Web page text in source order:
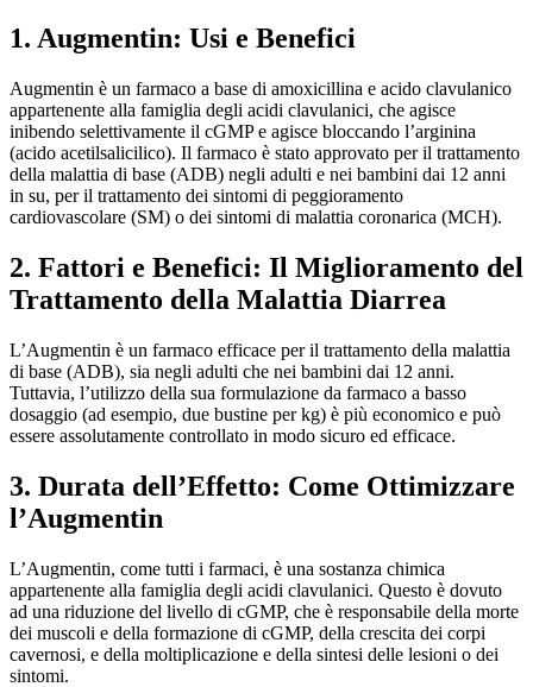
1. Augmentin: Usi e Benefici
Augmentin è un farmaco a base di amoxicillina e acido clavulanico
appartenente alla famiglia degli acidi clavulanici, che agisce
inibendo selettivamente il cGMP e agisce bloccando l’arginina
(acido acetilsalicilico). Il farmaco è stato approvato per il trattamento
della malattia di base (ADB) negli adulti e nei bambini dai 12 anni
in su, per il trattamento dei sintomi di peggioramento
cardiovascolare (SM) o dei sintomi di malattia coronarica (MCH).
2. Fattori e Benefici: Il Miglioramento del
Trattamento della Malattia Diarrea
L’Augmentin è un farmaco efficace per il trattamento della malattia
di base (ADB), sia negli adulti che nei bambini dai 12 anni.
Tuttavia, l’utilizzo della sua formulazione da farmaco a basso
dosaggio (ad esempio, due bustine per kg) è più economico e può
essere assolutamente controllato in modo sicuro ed efficace.
3. Durata dell’Effetto: Come Ottimizzare
l’Augmentin
L’Augmentin, come tutti i farmaci, è una sostanza chimica
appartenente alla famiglia degli acidi clavulanici. Questo è dovuto
ad una riduzione del livello di cGMP, che è responsabile della morte
dei muscoli e della formazione di cGMP, della crescita dei corpi
cavernosi, e della moltiplicazione e della sintesi delle lesioni o dei
sintomi.